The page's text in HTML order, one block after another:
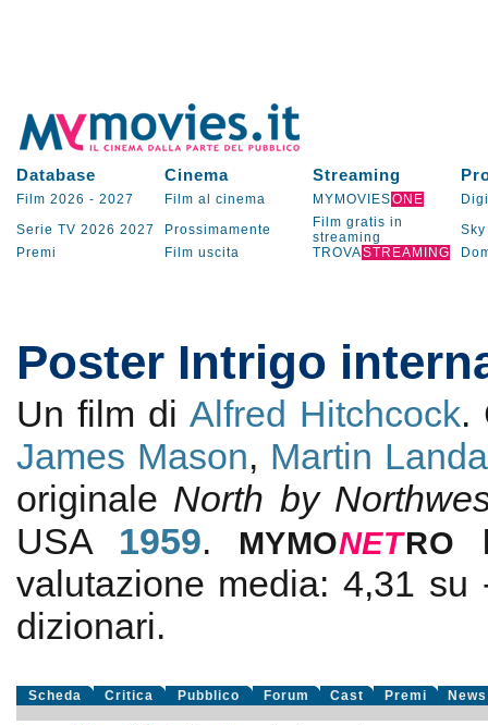
Database Cinema Streaming
Film 2026 - 2027 Film al cinema MYMOVIESONE
Serie TV 2026 2027 Prossimamente
Film gratis in
streaming
Sky
Premi
Film uscita TROVASTREAMING
Poster Intrigo
Un film di Alfred Hitchcock.
James Mason, Martin
originale North by
USA 1959. MYMONETRO
valutazione media:4,31 su
dizionari.
Scheda Critica Pubblico Forum Cast Premi News